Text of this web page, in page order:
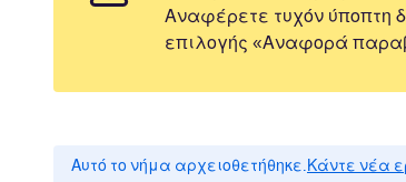
Αναφέρετε τυχόν ύποπτη
επιλογής «Αναφορά
Αυτό το νήμα αρχειοθετήθηκε.Κάντε νέα